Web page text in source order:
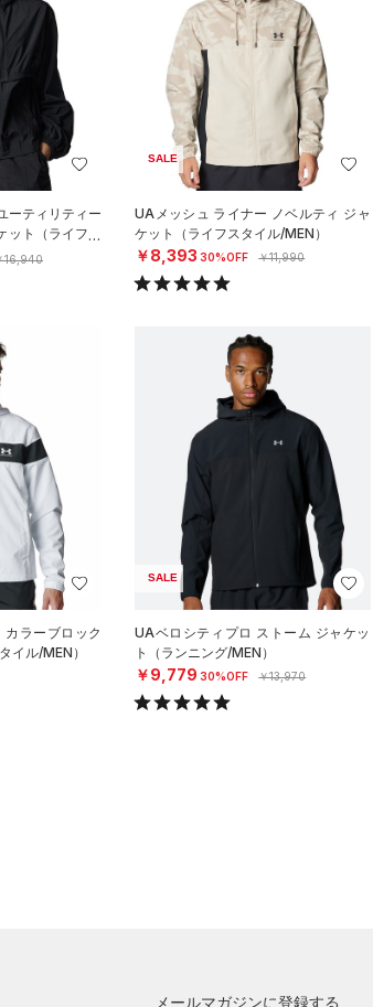
ーティリティー
ト（ライフス
16,940
SALE
UAメッシュ ライナー ノベルティ ジャ
ケット（ライフスタイル/MEN）
￥8,393 30%OFF ￥11,990
ラーブロック
イル/MEN）
SALE
UAベロシティプロ ストーム ジャケッ
ト（ランニング/MEN）
￥9,779 30%OFF ￥13,970
メールマガジンに登録する